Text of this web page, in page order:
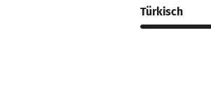
Türkisch